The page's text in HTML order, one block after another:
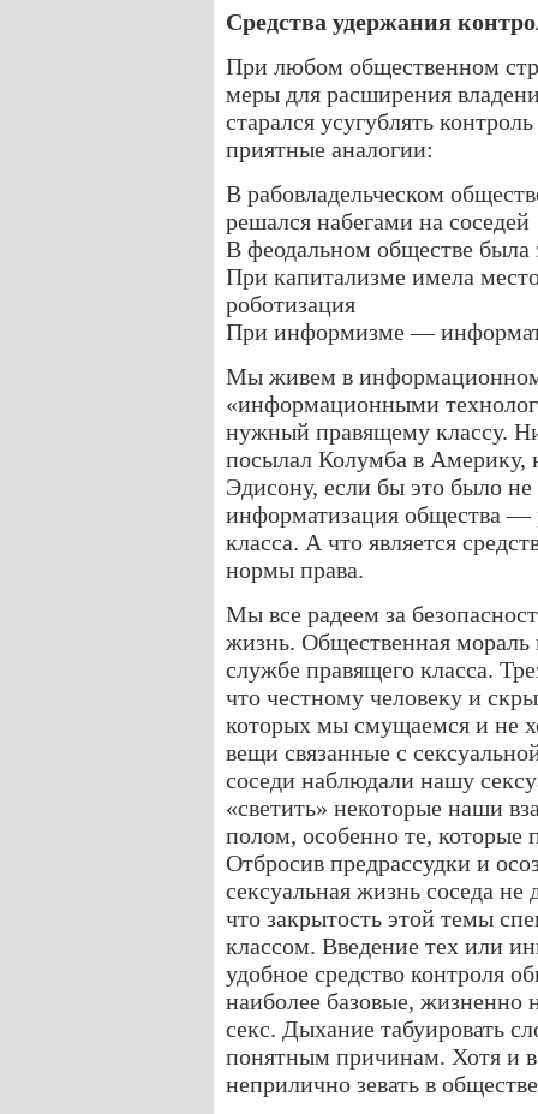
Средства удержания
При любом общественном
меры для расширения
старался усугублять
приятные аналогии:
В рабовладельческом
решался набегами на соседей
В феодальном обществе была
При капитализме имела
роботизация
При информизме —
Мы живем в информационном
«информационными
нужный правящему классу.
посылал Колумба в Америку,
Эдисону, если бы это было
информатизация общества —
класса. А что является
нормы права.
Мы все радеем за
жизнь. Общественная мораль
службе правящего класса.
что честному человеку и
которых мы смущаемся и не
вещи связанные с
соседи наблюдали нашу
«светить» некоторые наши
полом, особенно те, которые
Отбросив предрассудки и
сексуальная жизнь соседа
что закрытость этой темы
классом. Введение тех или
удобное средство контроля
наиболее базовые,
секс. Дыхание табуировать
понятным причинам. Хотя и
неприлично зевать в